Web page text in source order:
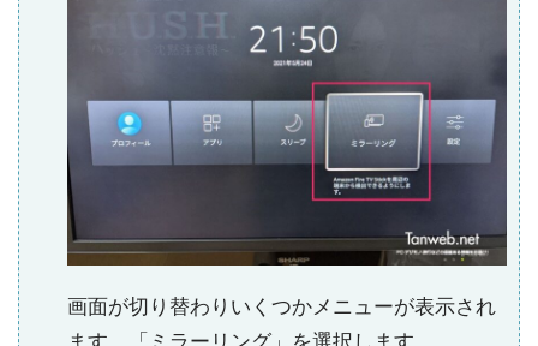
画面が切り替わりいくつかメニューが表示され